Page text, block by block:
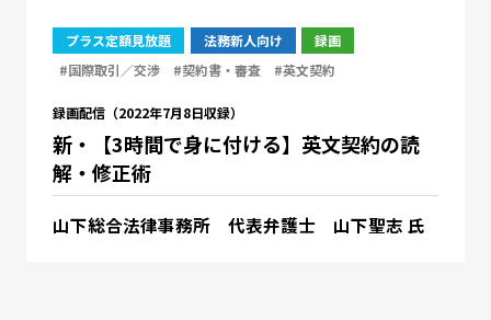
プラス定額見放題 法務新人向け
録画
#国際取引／交渉
#契約書・審査 #英文契約
録画配信（2022年7月8日収録）
新・【3時間で身に付ける】英文契約の読
解・修正術
山下総合法律事務所 代表弁護士 山下聖志 氏